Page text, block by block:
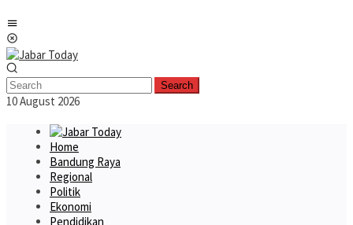
to
content
Search
10 August 2026
Home
Bandung Raya
Regional
Politik
Ekonomi
Pendidikan